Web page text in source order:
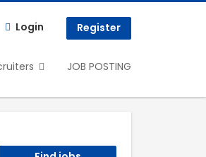
Login Register
JOB POSTING